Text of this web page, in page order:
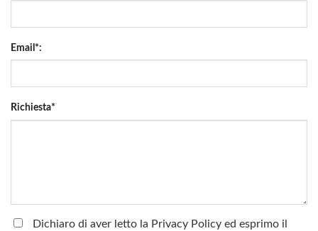
Email*:
Richiesta*
Dichiaro di aver letto la Privacy Policy ed esprimo il